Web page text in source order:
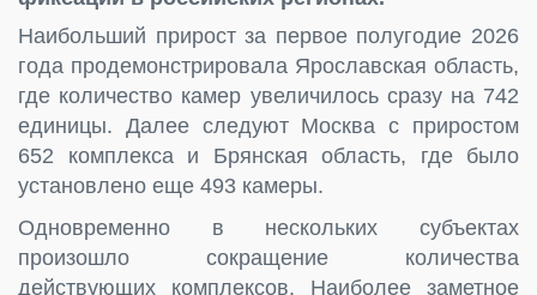
Наибольший прирост за первое полугодие 2026
года продемонстрировала Ярославская область,
где количество камер увеличилось сразу на 742
единицы. Далее следуют Москва с приростом
652 комплекса и Брянская область, где было
установлено еще 493 камеры.
Одновременно в нескольких субъектах
произошло сокращение количества
действующих комплексов. Наиболее заметное